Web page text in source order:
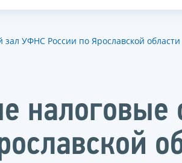
УФНС России по Ярославской области